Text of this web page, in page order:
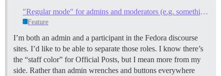
"Regular mode" for admins and moderators (e.g. something like "sudo")
Feature
I’m both an admin and a participant in the Fedora discourse
sites. I’d like to be able to separate those roles. I know there’s
the “staff color” for Official Posts, but I mean more from my
side. Rather than admin wrenches and buttons everywhere